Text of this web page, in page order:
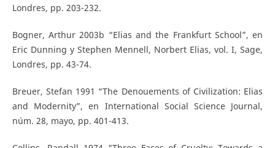
Londres, pp. 203-232.
Bogner, Arthur 2003b “Elias and the Frankfurt School”, en
Eric Dunning y Stephen Mennell, Norbert Elias, vol. I, Sage,
Londres, pp. 43-74.
Breuer, Stefan 1991 “The Denouements of Civilization: Elias
and Modernity”, en International Social Science Journal,
núm. 28, mayo, pp. 401-413.